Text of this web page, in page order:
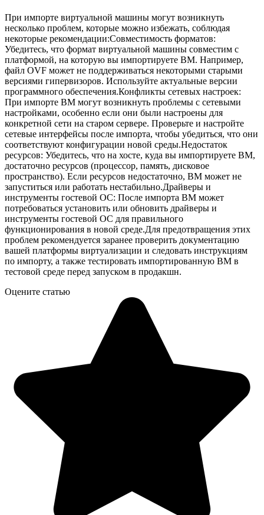
При импорте виртуальной машины могут возникнуть
несколько проблем, которые можно избежать, соблюдая
некоторые рекомендации:Совместимость форматов:
Убедитесь, что формат виртуальной машины совместим с
платформой, на которую вы импортируете ВМ. Например,
файл OVF может не поддерживаться некоторыми старыми
версиями гипервизоров. Используйте актуальные версии
программного обеспечения.Конфликты сетевых настроек:
При импорте ВМ могут возникнуть проблемы с сетевыми
настройками, особенно если они были настроены для
конкретной сети на старом сервере. Проверьте и настройте
сетевые интерфейсы после импорта, чтобы убедиться, что они
соответствуют конфигурации новой среды.Недостаток
ресурсов: Убедитесь, что на хосте, куда вы импортируете ВМ,
достаточно ресурсов (процессор, память, дисковое
пространство). Если ресурсов недостаточно, ВМ может не
запуститься или работать нестабильно.Драйверы и
инструменты гостевой ОС: После импорта ВМ может
потребоваться установить или обновить драйверы и
инструменты гостевой ОС для правильного
функционирования в новой среде.Для предотвращения этих
проблем рекомендуется заранее проверить документацию
вашей платформы виртуализации и следовать инструкциям
по импорту, а также тестировать импортированную ВМ в
тестовой среде перед запуском в продакшн.
Оцените статью